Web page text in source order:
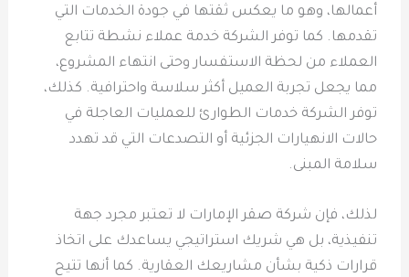
أعمالها، وهو ما يعكس ثقتها في جودة الخدمات التي
تقدمها. كما توفر الشركة خدمة عملاء نشطة تتابع
العملاء من لحظة الاستفسار وحتى انتهاء المشروع،
مما يجعل تجربة العميل أكثر سلاسة واحترافية. كذلك،
توفر الشركة خدمات الطوارئ للعمليات العاجلة في
حالات الانهيارات الجزئية أو التصدعات التي قد تهدد
سلامة المبنى.
لذلك، فإن شركة صقر الإمارات لا تعتبر مجرد جهة
تنفيذية، بل هي شريك استراتيجي يساعدك على اتخاذ
قرارات ذكية بشأن مشاريعك العقارية. كما أنها تتيح